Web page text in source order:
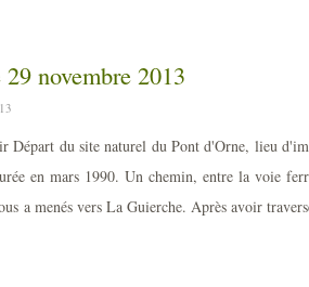
novembre 2013
Départ du site naturel du Pont d'Orne, lieu
en mars 1990. Un chemin, entre la voie
a menés vers La Guierche. Après avoir